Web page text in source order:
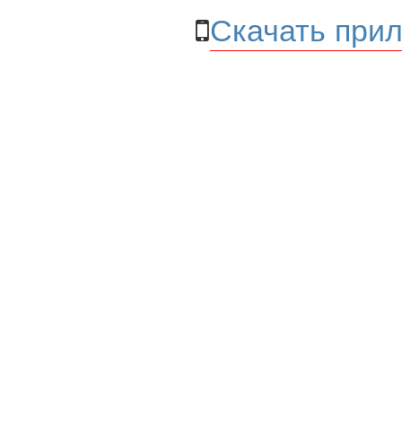
Скачать